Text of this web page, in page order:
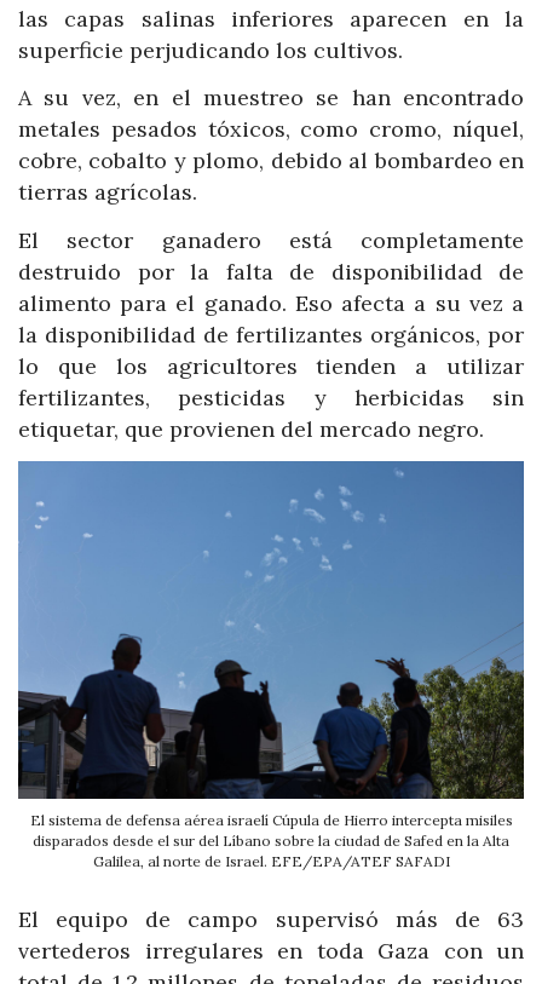
las capas salinas inferiores aparecen en la
superficie perjudicando los cultivos.
A su vez, en el muestreo se han encontrado
metales pesados tóxicos, como cromo, níquel,
cobre, cobalto y plomo, debido al bombardeo en
tierras agrícolas.
El sector ganadero está completamente
destruido por la falta de disponibilidad de
alimento para el ganado. Eso afecta a su vez a
la disponibilidad de fertilizantes orgánicos, por
lo que los agricultores tienden a utilizar
fertilizantes, pesticidas y herbicidas sin
etiquetar, que provienen del mercado negro.
El sistema de defensa aérea israelí Cúpula de Hierro intercepta misiles
disparados desde el sur del Líbano sobre la ciudad de Safed en la Alta
Galilea, al norte de Israel. EFE/EPA/ATEF SAFADI
El equipo de campo supervisó más de 63
vertederos irregulares en toda Gaza con un